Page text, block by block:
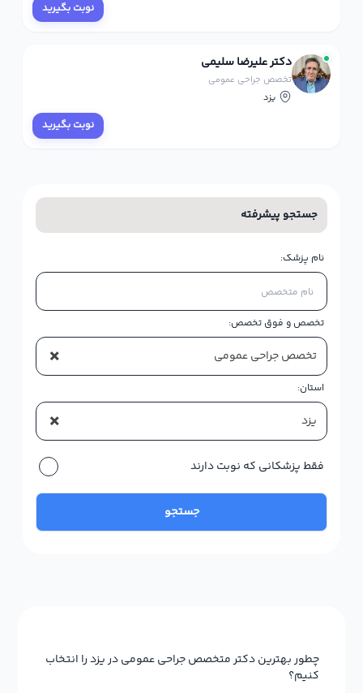
نوبت بگیرید
دکتر علیرضا سلیمی
تخصص جراحی عمومی
یزد
نوبت بگیرید
جستجو پیشرفته
نام پزشک:
تخصص و فوق تخصص:
× تخصص جراحی عمومی
استان:
× یزد
فقط پزشکانی که نوبت دارند
جستجو
چطور بهترین دکتر متخصص جراحی عمومی در یزد را انتخاب
کنیم؟